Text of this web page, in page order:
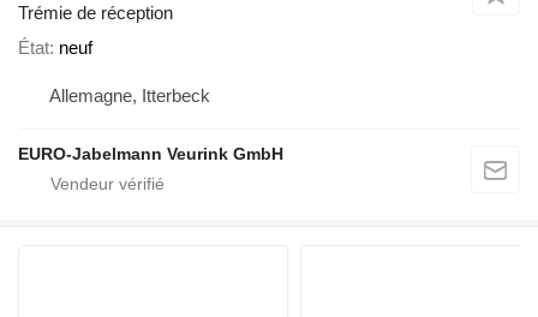
Trémie de réception
État neuf
Allemagne, Itterbeck
EURO-Jabelmann Veurink GmbH